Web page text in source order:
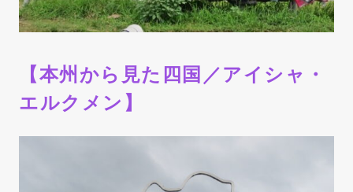
【本州から見た四国／アイシャ・
エルクメン】